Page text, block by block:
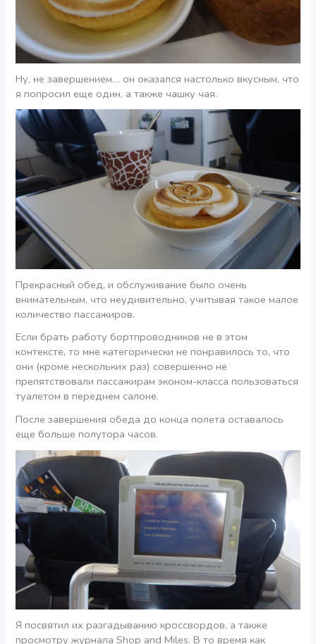
Ну, не завершением… он оказался настолько вкусным, что
я попросил еще один, а также чашку чая.
Прекрасный обед, и обслуживание было очень
внимательным, что неудивительно, учитывая такое малое
количество пассажиров.
Если брать работу бортпроводников не в этом
контексте, то мне категорически не понравилось то, что
они (кроме нескольких раз) совершенно не
препятствовали пассажирам эконом-класса пользоваться
туалетом в переднем салоне.
После завершения обеда до конца полета оставалось
еще больше полутора часов.
Я посвятил их разгадыванию кроссвордов, а также
просмотру журнала Shop and Miles. В то время как